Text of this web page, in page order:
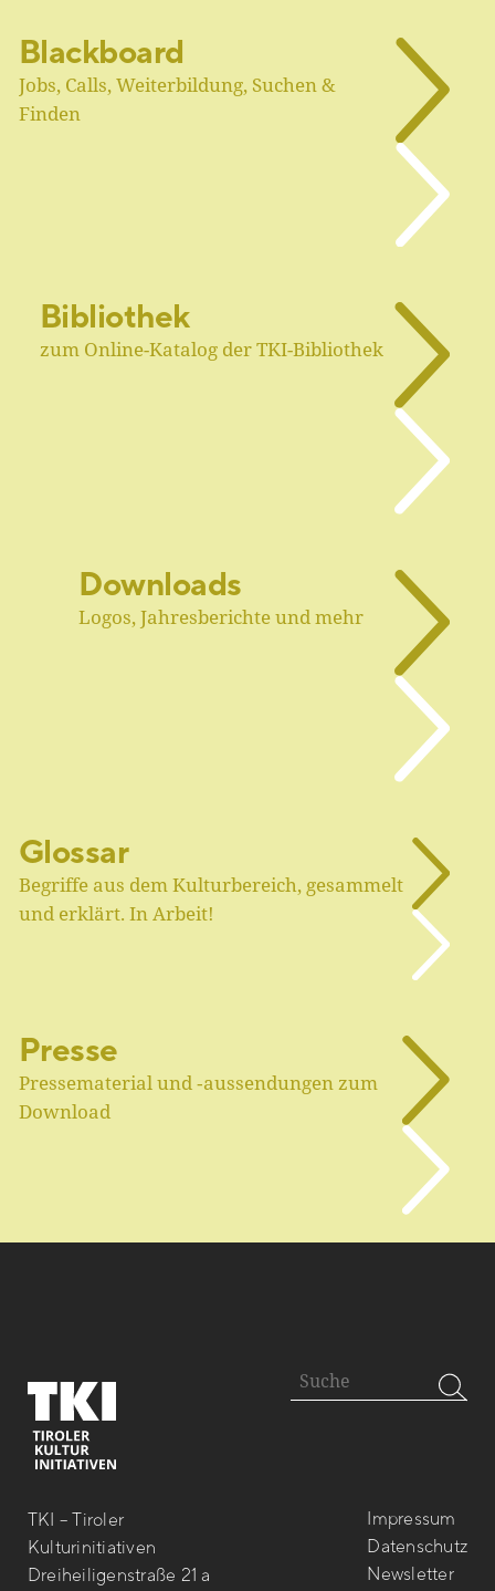
Blackboard
Jobs, Calls, Weiterbildung, Suchen &
Finden
Bibliothek
zum Online-Katalog der TKI-Bibliothek
Downloads
Logos, Jahresberichte und mehr
Glossar
Begriffe aus dem Kulturbereich, gesammelt
und erklärt. In Arbeit!
Presse
Pressematerial und ‑aussendungen zum
Download
TKI – Tiroler
Kulturinitiativen
Dreiheiligenstraße 21 a
Impressum
Datenschutz
Newsletter